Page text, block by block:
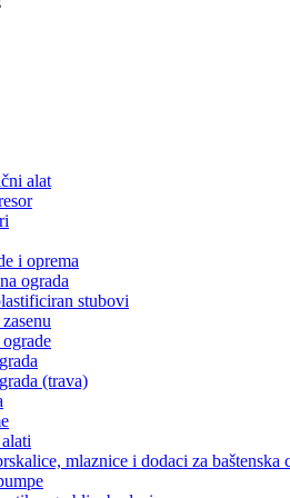
alat
i oprema
ograda
stubovi
(trava)
mlaznice i dodaci za baštenska